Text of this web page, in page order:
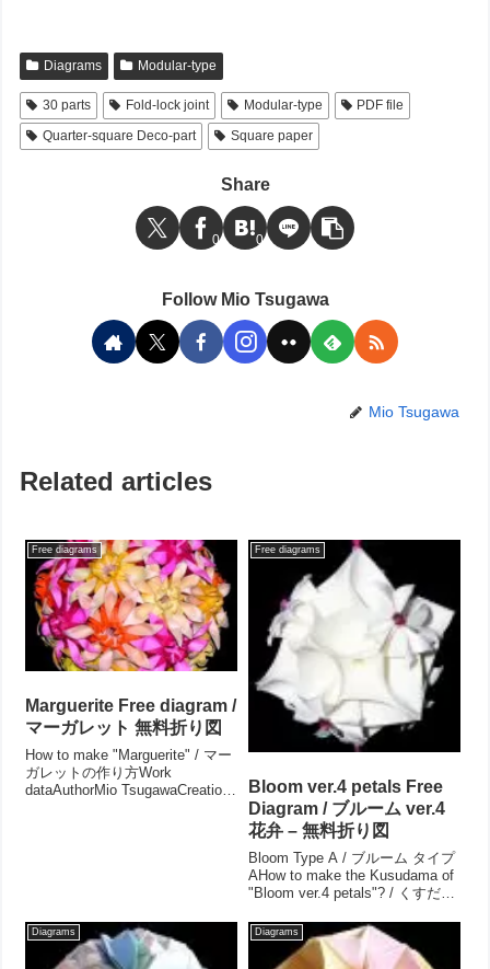
Diagrams Modular-type
30 parts Fold-lock joint Modular-type
PDF file
Quarter-square Deco-part
Square paper
Share
0 0
Follow Mio Tsugawa
Mio Tsugawa
Related articles
Free diagrams
Marguerite Free diagram /
マーガレット 無料折り図
How to make "Marguerite" / マー
ガレットの作り方Work
dataAuthorMio TsugawaCreation
Free diagrams
Bloom ver.4 petals Free
Diagram / ブルーム ver.4
花弁 – 無料折り図
Bloom Type A / ブルーム タイプ
AHow to make the Kusudama of
"Bloom ver.4 petals"? / くすだま
VariationsWork dataA...
Diagrams Diagrams